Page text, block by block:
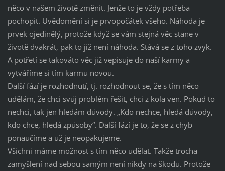
něco v našem životě změnit. Jenže to je vždy potřeba
pochopit. Uvědomění si je prvopočátek všeho. Náhoda je
prvek ojedinělý, protože když se vám stejná věc stane v
životě dvakrát, pak to již není náhoda. Stává se z toho zvyk.
A potřetí se takováto věc již vepisuje do naší karmy a
vytváříme si tím karmu novou.
Další fází je rozhodnutí, tj. rozhodnout se, že s tím něco
udělám, že chci svůj problém řešit, chci z kola ven. Pokud to
nechci, tak jen hledám důvody. „Kdo nechce, hledá důvody,
kdo chce, hledá způsoby“. Další fází je to, že se z chyb
ponaučíme a už je neopakujeme.
Všichni máme možnost s tím něco udělat. Takže trocha
zamyšlení nad sebou samým není nikdy na škodu. Protože